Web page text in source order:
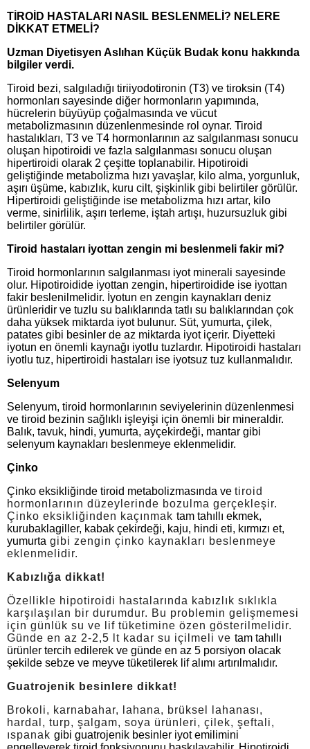
TİROİD HASTALARI NASIL BESLENMELİ? NELERE
DİKKAT ETMELİ?
Uzman Diyetisyen Aslıhan Küçük Budak konu hakkında
bilgiler verdi.
Tiroid bezi, salgıladığı tiriiyodotironin (T3) ve tiroksin (T4)
hormonları sayesinde diğer hormonların yapımında,
hücrelerin büyüyüp çoğalmasında ve vücut
metabolizmasının düzenlenmesinde rol oynar. Tiroid
hastalıkları, T3 ve T4 hormonlarının az salgılanması sonucu
oluşan hipotiroidi ve fazla salgılanması sonucu oluşan
hipertiroidi olarak 2 çeşitte toplanabilir. Hipotiroidi
geliştiğinde metabolizma hızı yavaşlar, kilo alma, yorgunluk,
aşırı üşüme, kabızlık, kuru cilt, şişkinlik gibi belirtiler görülür.
Hipertiroidi geliştiğinde ise metabolizma hızı artar, kilo
verme, sinirlilik, aşırı terleme, iştah artışı, huzursuzluk gibi
belirtiler görülür.
Tiroid hastaları iyottan zengin mi beslenmeli fakir mi?
Tiroid hormonlarının salgılanması iyot minerali sayesinde
olur. Hipotiroidide iyottan zengin, hipertiroidide ise iyottan
fakir beslenilmelidir. İyotun en zengin kaynakları deniz
ürünleridir ve tuzlu su balıklarında tatlı su balıklarından çok
daha yüksek miktarda iyot bulunur. Süt, yumurta, çilek,
patates gibi besinler de az miktarda iyot içerir. Diyetteki
iyotun en önemli kaynağı iyotlu tuzlardır. Hipotiroidi hastaları
iyotlu tuz, hipertiroidi hastaları ise iyotsuz tuz kullanmalıdır.
Selenyum
Selenyum, tiroid hormonlarının seviyelerinin düzenlenmesi
ve tiroid bezinin sağlıklı işleyişi için önemli bir mineraldir.
Balık, tavuk, hindi, yumurta, ayçekirdeği, mantar gibi
selenyum kaynakları beslenmeye eklenmelidir.
Çinko
Çinko eksikliğinde tiroid metabolizmasında ve tiroid
hormonlarının düzeylerinde bozulma gerçekleşir.
Çinko eksikliğinden kaçınmak tam tahıllı ekmek,
kurubaklagiller, kabak çekirdeği, kaju, hindi eti, kırmızı et,
yumurta gibi zengin çinko kaynakları beslenmeye
eklenmelidir.
Kabızlığa dikkat!
Özellikle hipotiroidi hastalarında kabızlık sıklıkla
karşılaşılan bir durumdur. Bu problemin gelişmemesi
için günlük su ve lif tüketimine özen gösterilmelidir.
Günde en az 2-2,5 lt kadar su içilmeli ve tam tahıllı
ürünler tercih edilerek ve günde en az 5 porsiyon olacak
şekilde sebze ve meyve tüketilerek lif alımı artırılmalıdır.
Guatrojenik besinlere dikkat!
Brokoli, karnabahar, lahana, brüksel lahanası,
hardal, turp, şalgam, soya ürünleri, çilek, şeftali,
ıspanak gibi guatrojenik besinler iyot emilimini